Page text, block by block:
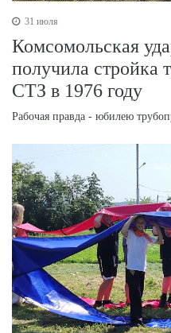
31 июля
Комсомольская
получила стройка
СТЗ в 1976 году
Рабочая правда - юбилею